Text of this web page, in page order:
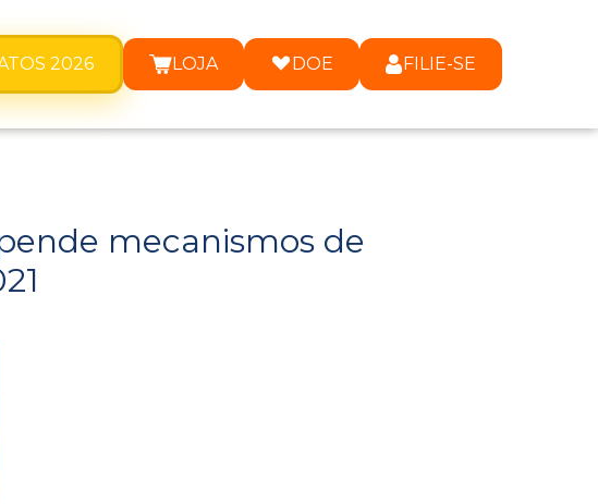
2026 LOJA DOE FILIE-SE
mecanismos de